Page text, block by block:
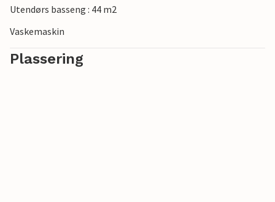
Utendørs basseng : 44 m2
Vaskemaskin
Plassering